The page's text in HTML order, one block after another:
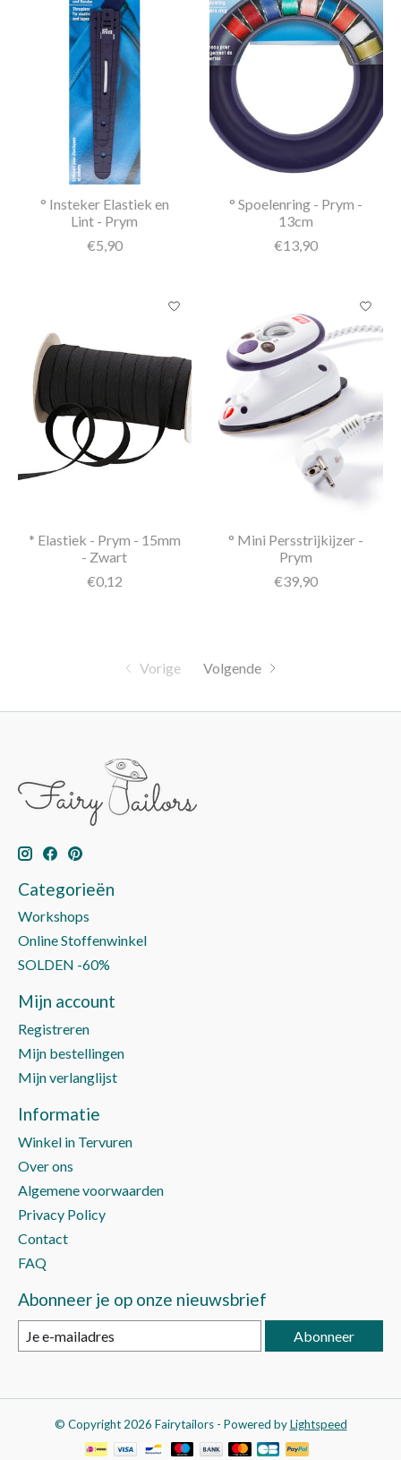
° Insteker Elastiek en
Lint - Prym
€5,90
° Spoelenring - Prym -
13cm
€13,90
* Elastiek - Prym - 15mm
- Zwart
€0,12
° Mini Persstrijkijzer -
Prym
€39,90
Vorige Volgende
Categorieën
Workshops
Online Stoffenwinkel
SOLDEN -60%
Mijn account
Registreren
Mijn bestellingen
Mijn verlanglijst
Informatie
Winkel in Tervuren
Over ons
Algemene voorwaarden
Privacy Policy
Contact
FAQ
Abonneer je op onze nieuwsbrief
Abonneer
© Copyright 2026 Fairytailors - Powered byLightspeed